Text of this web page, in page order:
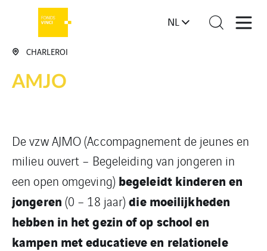
NL
CHARLEROI
AMJO
De vzw AJMO (Accompagnement de jeunes en
milieu ouvert – Begeleiding van jongeren in
een open omgeving) begeleidt kinderen en
jongeren (0 – 18 jaar)die moeilijkheden
hebben in het gezin of op school en
kampen met educatieve en relationele